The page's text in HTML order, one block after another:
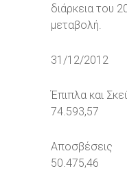
διάρκεια του
μεταβολή.
31/12/